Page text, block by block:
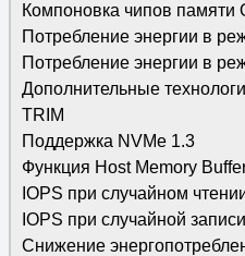
Компоновка чипов памяти
Потребление энергии в
Потребление энергии в
Дополнительные
TRIM
Поддержка NVMe 1.3
Функция Host Memory
IOPS при случайном
IOPS при случайной
Снижение